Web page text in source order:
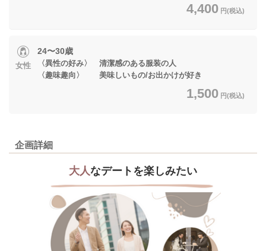
4,400 円(税込)
女性
24〜30歳
〈異性の好み〉 清潔感のある服装の人
〈趣味趣向〉 美味しいもの/お出かけが好き
1,500 円(税込)
企画詳細
大人なデートを楽しみたい